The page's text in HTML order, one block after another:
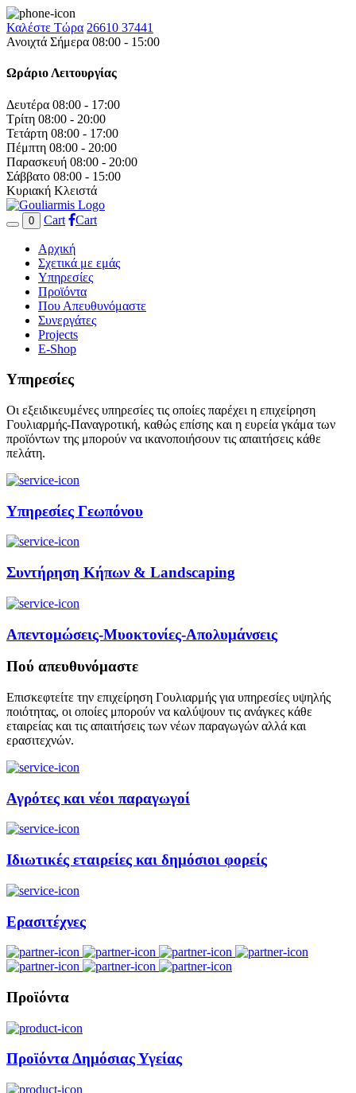
Καλέστε Τώρα 26610 37441
Ανοιχτά Σήμερα 08:00 - 15:00
Ωράριο Λειτουργίας
Δευτέρα 08:00 - 17:00
Τρίτη 08:00 - 20:00
Τετάρτη 08:00 - 17:00
Πέμπτη 08:00 - 20:00
Παρασκευή 08:00 - 20:00
Σάββατο 08:00 - 15:00
Κυριακή Κλειστά
0 Cart Cart
Αρχική
Σχετικά με εμάς
Υπηρεσίες
Προϊόντα
Που Απευθυνόμαστε
Συνεργάτες
Projects
E-Shop
Υπηρεσίες
Οι εξειδικευμένες υπηρεσίες τις οποίες παρέχει η επιχείρηση
Γουλιαρμής-Παναγροτική, καθώς επίσης και η ευρεία γκάμα των
προϊόντων της μπορούν να ικανοποιήσουν τις απαιτήσεις κάθε
πελάτη.
Υπηρεσίες Γεωπόνου
Συντήρηση Κήπων & Landscaping
Απεντομώσεις-Μυοκτονίες-Απολυμάνσεις
Πού απευθυνόμαστε
Επισκεφτείτε την επιχείρηση Γουλιαρμής για υπηρεσίες υψηλής
ποιότητας, οι οποίες μπορούν να καλύψουν τις ανάγκες κάθε
εταιρείας και τις απαιτήσεις των νέων παραγωγών αλλά και
ερασιτεχνών.
Αγρότες και νέοι παραγωγοί
Ιδιωτικές εταιρείες και δημόσιοι φορείς
Ερασιτέχνες
Προϊόντα
Προϊόντα Δημόσιας Υγείας